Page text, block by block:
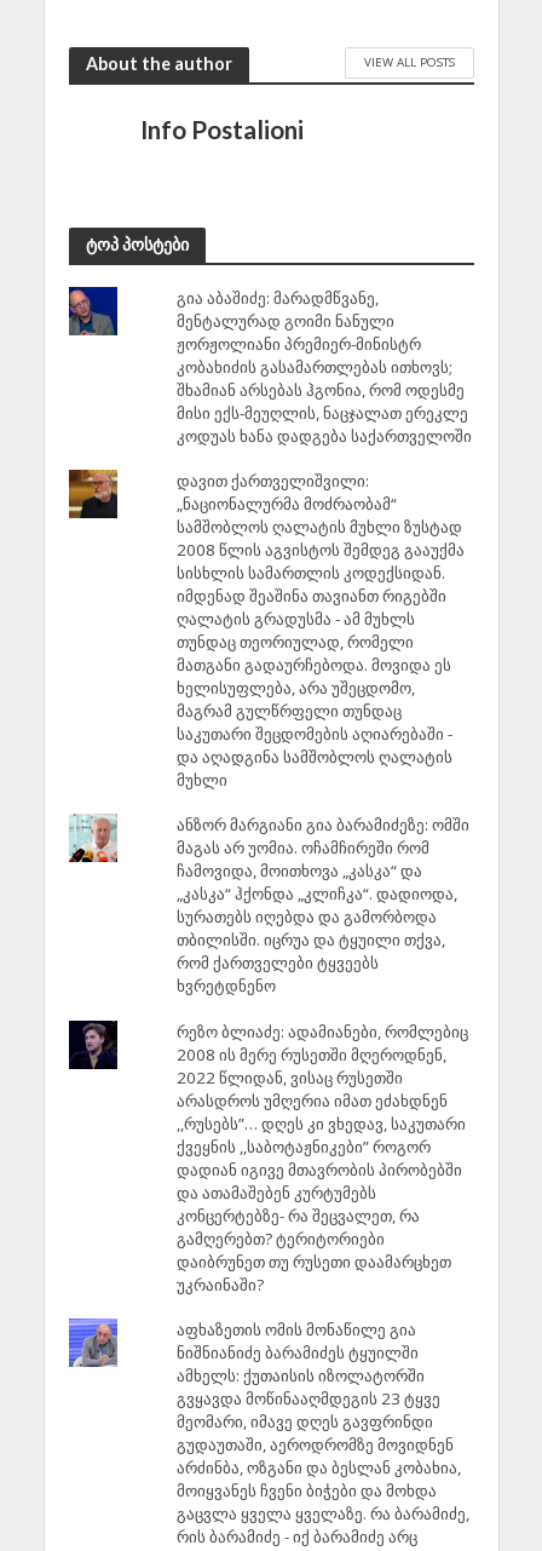
About the author VIEW ALL POSTS
Info Postalioni
ტოპ პოსტები
გია აბაშიძე: მარადმწვანე,
მენტალურად გოიმი ნანული
ჟორჟოლიანი პრემიერ-მინისტრ
კობახიძის გასამართლებას ითხოვს;
შხამიან არსებას ჰგონია, რომ ოდესმე
მისი ექს-მეუღლის, ნაცჯალათ ერეკლე
კოდუას ხანა დადგება საქართველოში
დავით ქართველიშვილი:
„ნაციონალურმა მოძრაობამ“
სამშობლოს ღალატის მუხლი ზუსტად
2008 წლის აგვისტოს შემდეგ გააუქმა
სისხლის სამართლის კოდექსიდან.
იმდენად შეაშინა თავიანთ რიგებში
ღალატის გრადუსმა - ამ მუხლს
თუნდაც თეორიულად, რომელი
მათგანი გადაურჩებოდა. მოვიდა ეს
ხელისუფლება, არა უშეცდომო,
მაგრამ გულწრფელი თუნდაც
საკუთარი შეცდომების აღიარებაში -
და აღადგინა სამშობლოს ღალატის
მუხლი
ანზორ მარგიანი გია ბარამიძეზე: ომში
მაგას არ უომია. ოჩამჩირეში რომ
ჩამოვიდა, მოითხოვა „კასკა“ და
„კასკა“ ჰქონდა „კლიჩკა“. დადიოდა,
სურათებს იღებდა და გამორბოდა
თბილისში. იცრუა და ტყუილი თქვა,
რომ ქართველები ტყვეებს
ხვრეტდნენო
რეზო ბლიაძე: ადამიანები, რომლებიც
2008 ის მერე რუსეთში მღეროდნენ,
2022 წლიდან, ვისაც რუსეთში
არასდროს უმღერია იმათ ეძახდნენ
,,რუსებს”… დღეს კი ვხედავ, საკუთარი
ქვეყნის ,,საბოტაჟნიკები” როგორ
დადიან იგივე მთავრობის პირობებში
და ათამაშებენ კურტუმებს
კონცერტებზე- რა შეცვალეთ, რა
გამღერებთ? ტერიტორიები
დაიბრუნეთ თუ რუსეთი დაამარცხეთ
უკრაინაში?
აფხაზეთის ომის მონაწილე გია
ნიშნიანიძე ბარამიძეს ტყუილში
ამხელს: ქუთაისის იზოლატორში
გვყავდა მოწინააღმდეგის 23 ტყვე
მეომარი, იმავე დღეს გავფრინდი
გუდაუთაში, აეროდრომზე მოვიდნენ
არძინბა, ოზგანი და ბესლან კობახია,
მოიყვანეს ჩვენი ბიჭები და მოხდა
გაცვლა ყველა ყველაზე. რა ბარამიძე,
რის ბარამიძე - იქ ბარამიძე არც